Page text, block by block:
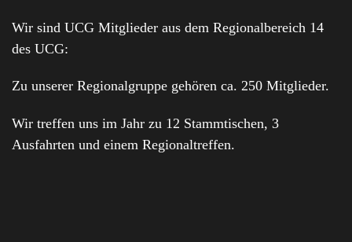
Wir sind UCG Mitglieder aus dem Regionalbereich 14
des UCG:
Zu unserer Regionalgruppe gehören ca. 250 Mitglieder.
Wir treffen uns im Jahr zu 12 Stammtischen, 3
Ausfahrten und einem Regionaltreffen.